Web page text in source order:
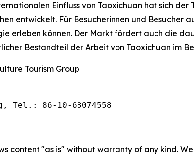
Einfluss von Taoxichuan hat sich
entwickelt. Für Besucherinnen und Besucher
erleben können. Der Markt fördert auch die
Bestandteil der Arbeit von Taoxichuan im
Tourism Group
Tel.: 86-10-63074558
content "as is" without warranty of any kind.